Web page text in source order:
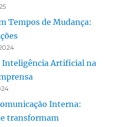
Tempos de Mudança:
Inteligência Artificial na
Interna:
transformam